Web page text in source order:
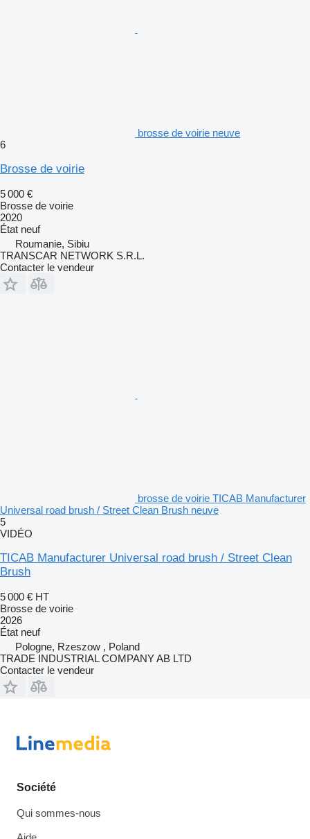
brosse de voirie neuve
6
Brosse de voirie
5 000 €
Brosse de voirie
2020
État neuf
Roumanie, Sibiu
TRANSCAR NETWORK S.R.L.
Contacter le vendeur
brosse de voirie TICAB Manufacturer
Universal road brush / Street Clean Brush neuve
5
VIDÉO
TICAB Manufacturer Universal road brush / Street Clean
Brush
5 000 € HT
Brosse de voirie
2026
État neuf
Pologne, Rzeszow , Poland
TRADE INDUSTRIAL COMPANY AB LTD
Contacter le vendeur
Société
Qui sommes-nous